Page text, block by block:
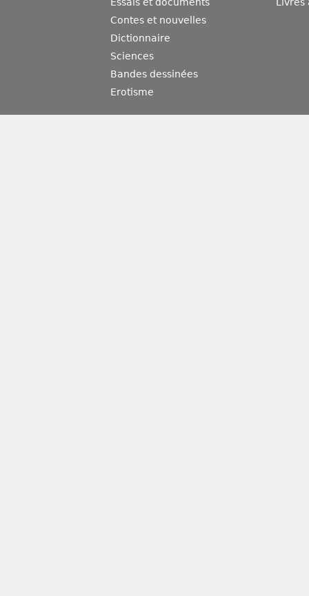
Essais et documents
Contes et nouvelles
Dictionnaire
Sciences
Bandes dessinées
Erotisme
Livres